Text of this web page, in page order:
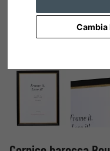
Cambia